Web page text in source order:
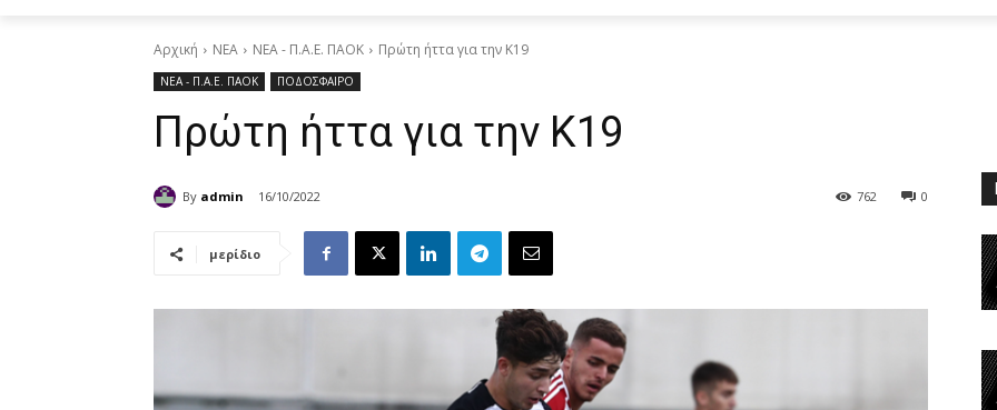
Αρχική ΝΕΑ ΝΕΑ - Π.Α.Ε. ΠΑΟΚ Πρώτη ήττα για την Κ19
ΝΕΑ - Π.Α.Ε. ΠΑΟΚ ΠΟΔΟΣΦΑΙΡΟ
Πρώτη ήττα για την Κ19
By admin 16/10/2022 0
762
μερίδιο